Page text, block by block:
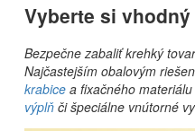
Vyberte si
Bezpečne zabaliť krehký
Najčastejším obalovým
krabice a fixačného
výplň či špeciálne vnútorné